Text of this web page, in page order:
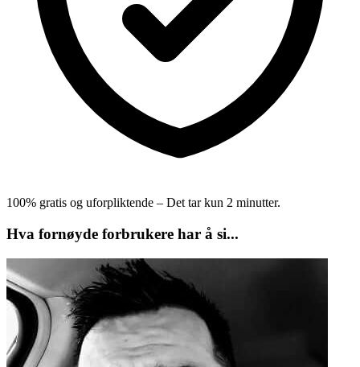
100% gratis og uforpliktende – Det tar kun 2 minutter.
Hva fornøyde forbrukere har å si...